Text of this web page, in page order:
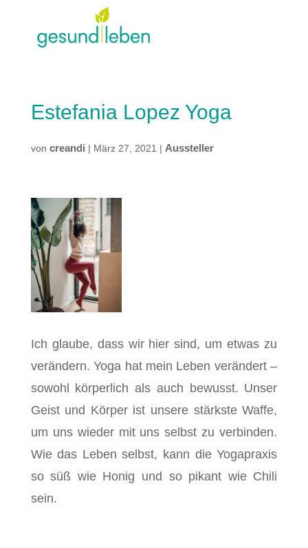
Estefania Lopez Yoga
von creandi | März 27, 2021 | Aussteller
Ich glaube, dass wir hier sind, um etwas zu
verändern. Yoga hat mein Leben verändert –
sowohl körperlich als auch bewusst. Unser
Geist und Körper ist unsere stärkste Waffe,
um uns wieder mit uns selbst zu verbinden.
Wie das Leben selbst, kann die Yogapraxis
so süß wie Honig und so pikant wie Chili
sein.